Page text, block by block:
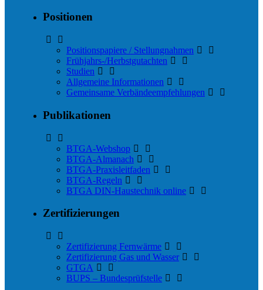
Positionen
Positionspapiere / Stellungnahmen
Frühjahrs-/Herbstgutachten
Studien
Allgemeine Informationen
Gemeinsame Verbändeempfehlungen
Publikationen
BTGA-Webshop
BTGA-Almanach
BTGA-Praxisleitfaden
BTGA-Regeln
BTGA DIN-Haustechnik online
Zertifizierungen
Zertifizierung Fernwärme
Zertifizierung Gas und Wasser
GTGA
BUPS – Bundesprüfstelle